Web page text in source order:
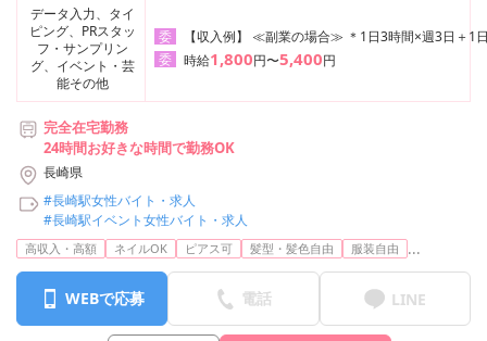
データ入力、タイ
ピング、PRスタッ
フ・サンプリン
グ、イベント・芸
能その他
委
【収入例】 ≪副業の場合≫ ＊1日3時間×週3日＋1
委
時給1,800円〜5,400円
完全在宅勤務
24時間お好きな時間で勤務OK
長崎県
#長崎駅女性バイト・求人
#長崎駅イベント女性バイト・求人
高収入・高額 ネイルOK ピアス可 髪型・髪色自由 服装自由 ...
WEBで応募 電話 LINE